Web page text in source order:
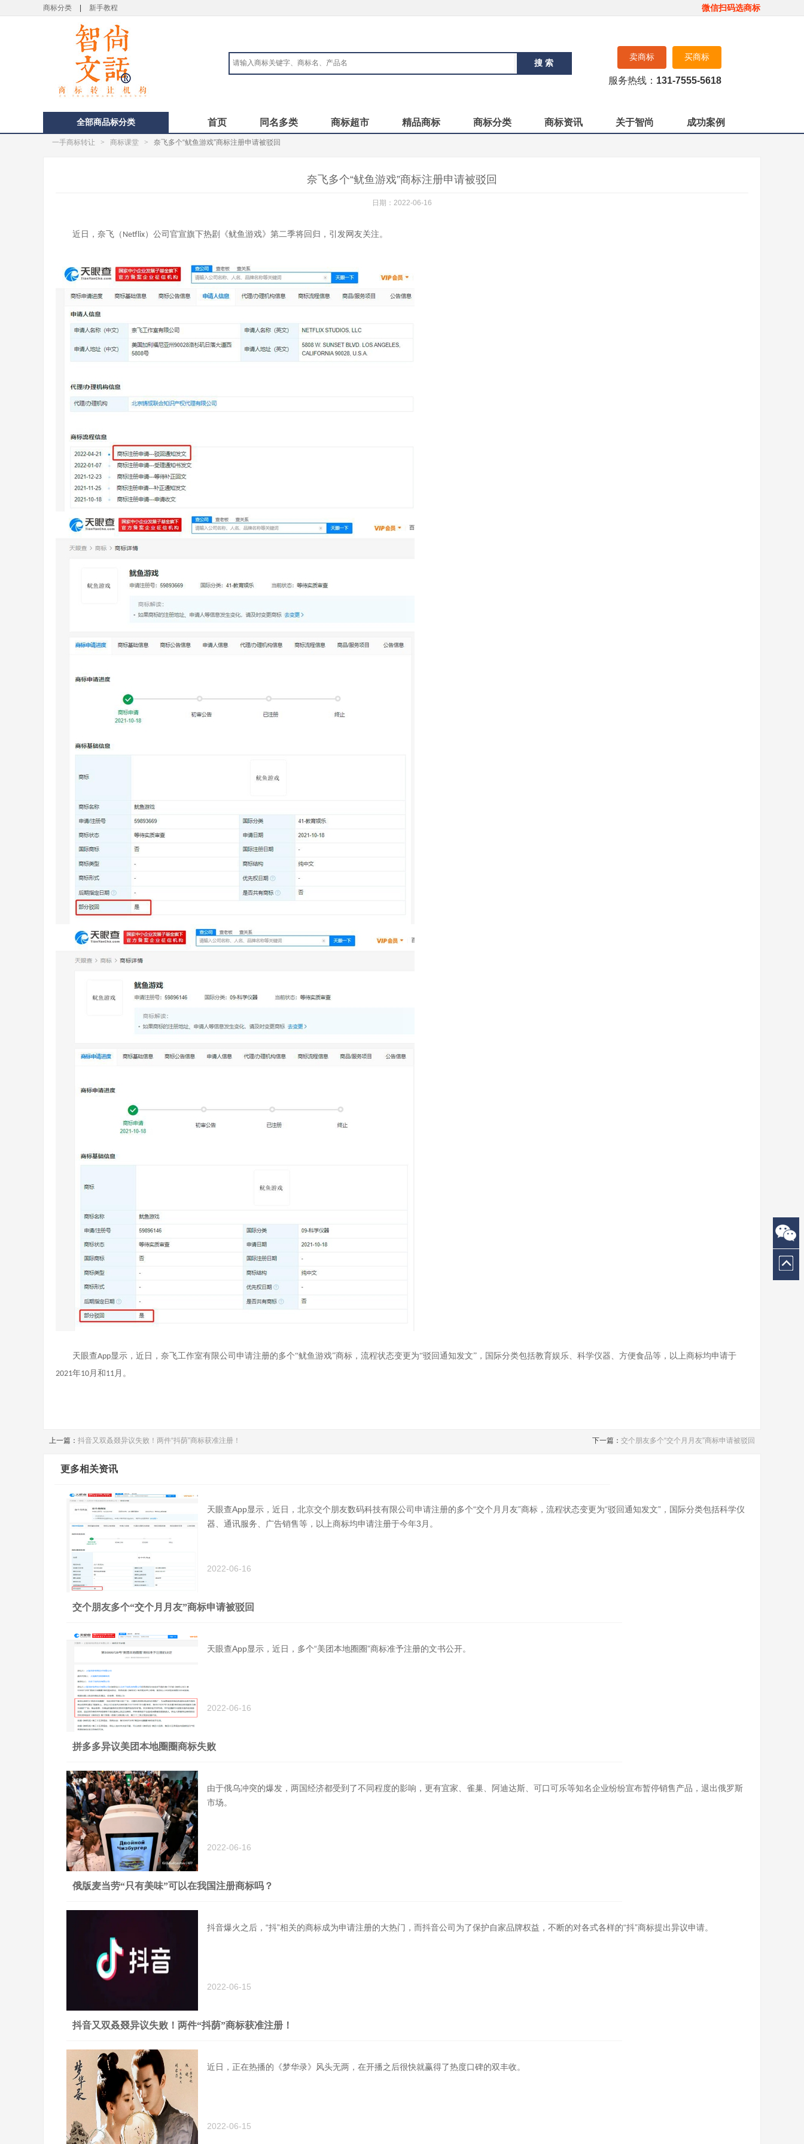
商标分类 新手教程 微信扫码选商标
搜 索
买商标
卖商标
服务热线： 131-7555-5618
全部商品标分类 首页 同名多类 商标超市 精品商标 商标分类 商标资讯 关于智尚 成功案例
一手商标转让 > 商标课堂 > 奈飞多个“鱿鱼游戏”商标注册申请被驳回
奈飞多个“鱿鱼游戏”商标注册申请被驳回
日期：2022-06-16
近日，奈飞（ Netflix）公司官宣旗下热剧《鱿鱼游戏》第二季将回归，引发网友关注。
天眼查App显示，近日，奈飞工作室有限公司申请注册的多个“鱿鱼游戏”商标，流程状态变更为“驳回通知发文”，国际分类包括教育娱乐、科学仪器、方便食品等，以上商标均申请于
2021年10月和 11月。
上一篇： 抖音又双叒叕异议失败！两件“抖荫”商标获准注册！ 下一篇： 交个朋友多个“交个月月友”商标申请被驳回
更多相关资讯
交个朋友多个“交个月月友”商标申请被驳回
天眼查App显示，近日，北京交个朋友数码科技有限公司申请注册的多个“交个月月友”商标，流程状态变更为“驳回通知发文”，国际分类包括科学仪
器、通讯服务、广告销售等，以上商标均申请注册于今年3月。
2022-06-16
拼多多异议美团本地圈圈商标失败
天眼查App显示，近日，多个“美团本地圈圈”商标准予注册的文书公开。
2022-06-16
俄版麦当劳“只有美味”可以在我国注册商标吗？
由于俄乌冲突的爆发，两国经济都受到了不同程度的影响，更有宜家、雀巢、阿迪达斯、可口可乐等知名企业纷纷宣布暂停销售产品，退出俄罗斯
市场。
2022-06-16
抖音又双叒叕异议失败！两件“抖荫”商标获准注册！
抖音爆火之后，“抖”相关的商标成为申请注册的大热门，而抖音公司为了保护自家品牌权益，不断的对各式各样的“抖”商标提出异议申请。
2022-06-15
近日，正在热播的《梦华录》风头无两，在开播之后很快就赢得了热度口碑的双丰收。
2022-06-15